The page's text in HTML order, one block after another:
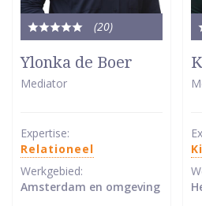
(20)
Totale
waardering:
5
van
Ylonka de Boer
Mediator
Expertise:
Relationeel
Werkgebied:
Amsterdam en omgeving